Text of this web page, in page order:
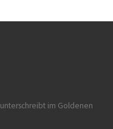
im Goldenen